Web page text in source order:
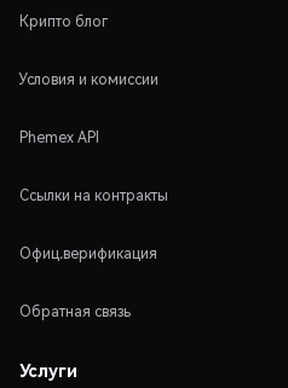
Крипто блог
Условия и комиссии
Phemex API
Ссылки на контракты
Офиц.верификация
Обратная связь
Услуги